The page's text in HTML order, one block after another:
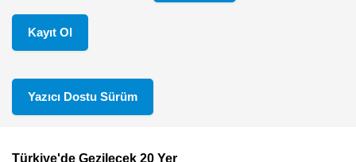
Kayıt Ol
Yazıcı Dostu Sürüm
Türkiye'de Gezilecek 20 Yer